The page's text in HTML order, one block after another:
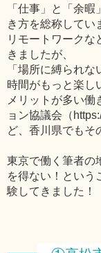
「仕事」と「余
き方を総称してい
リモートワークな
きましたが、
「場所に縛られ
時間がもっと楽し
メリットが多い
ョン協議会（
ど、香川県でもそ
東京で働く筆者の
を得ない！という
験してきました！